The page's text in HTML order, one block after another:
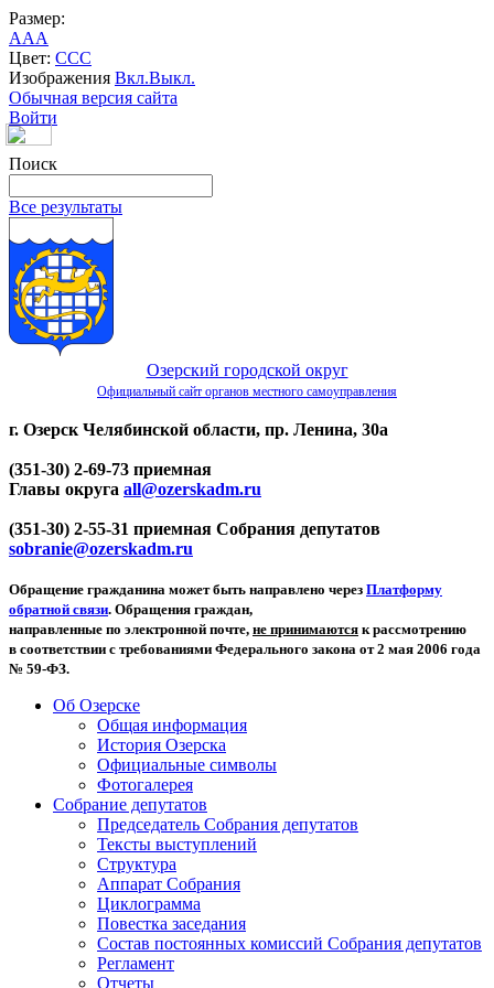
Размер:
AAA
Цвет: CCC
Изображения Вкл.Выкл.
Обычная версия сайта
Войти
Поиск
Все результаты
Озерский городской округ
Официальный сайт органов местного самоуправления
г. Озерск Челябинской области, пр. Ленина, 30а
(351-30) 2-69-73 приемная
Главы округа all@ozerskadm.ru
(351-30) 2-55-31 приемная Собрания депутатов
sobranie@ozerskadm.ru
Обращение гражданина может быть направлено через Платформу
обратной связи. Обращения граждан,
направленные по электронной почте, не принимаются к рассмотрению
в соответствии с требованиями Федерального закона от 2 мая 2006 года
№ 59-ФЗ.
Об Озерске
Общая информация
История Озерска
Официальные символы
Фотогалерея
Собрание депутатов
Председатель Собрания депутатов
Тексты выступлений
Структура
Аппарат Собрания
Циклограмма
Повестка заседания
Состав постоянных комиссий Собрания депутатов
Регламент
Отчеты